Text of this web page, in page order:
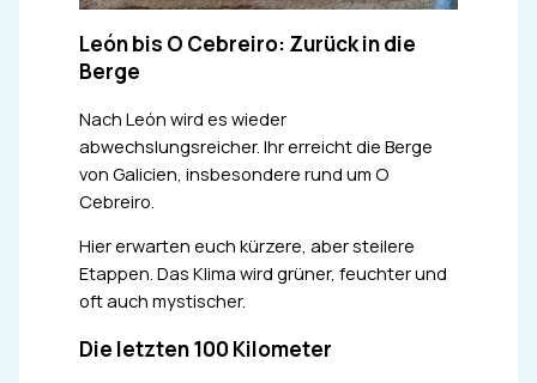
León bis O Cebreiro: Zurück in die
Berge
Nach León wird es wieder
abwechslungsreicher. Ihr erreicht die Berge
von Galicien, insbesondere rund um O
Cebreiro.
Hier erwarten euch kürzere, aber steilere
Etappen. Das Klima wird grüner, feuchter und
oft auch mystischer.
Die letzten 100 Kilometer